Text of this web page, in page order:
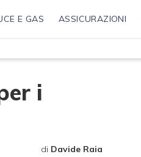
E GAS ASSICURAZIONI
i
di Davide Raia